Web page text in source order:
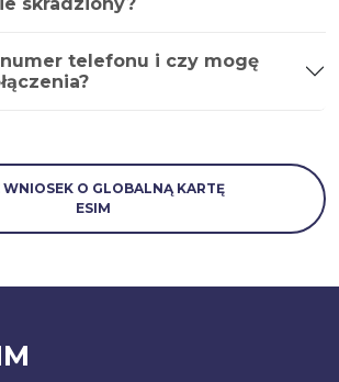
telefonu i czy mogę
WNIOSEK O GLOBALNĄ KARTĘ
ESIM